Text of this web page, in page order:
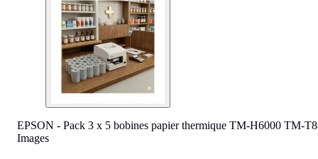
EPSON - Pack 3 x 5 bobines papier thermique TM-H6000 TM-
Images